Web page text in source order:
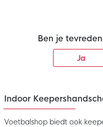
Ben je
Ja
Indoor
Voetbalshop biedt ook